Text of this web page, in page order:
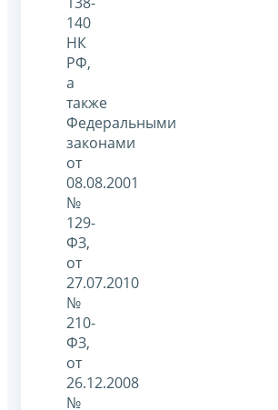
140
НК
РФ,
а
также
Федеральными
законами
от
08.08.2001
№
129-
ФЗ,
от
27.07.2010
№
210-
ФЗ,
от
26.12.2008
№